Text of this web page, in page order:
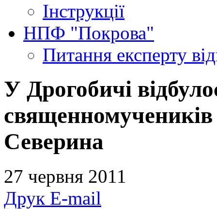
Інструкції
НПФ "Покрова"
Питання експерту
У Дрогобичі
Северина
27 червня 2011
Друк E-mail